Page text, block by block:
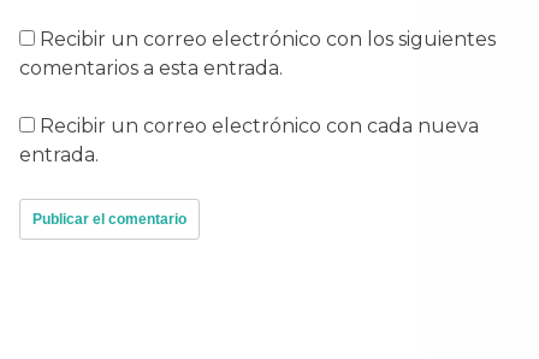
Recibir un correo electrónico con los siguientes
comentarios a esta entrada.
Recibir un correo electrónico con cada nueva
entrada.